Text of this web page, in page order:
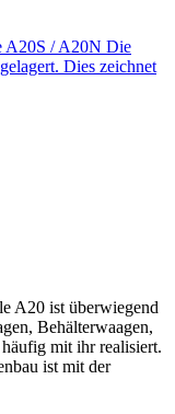
A20S / A20N Die
Dies zeichnet
A20 ist überwiegend
Behälterwaagen,
mit ihr realisiert.
ist mit der